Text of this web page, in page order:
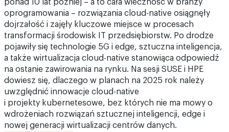
transformacji środowisk IT przedsiębiorstw. Po drodze
pojawiły się technologie 5G i edge, sztuczna inteligencja,
a także wirtualizacja cloud-native stanowiąca odpowiedź
na ostanie zawirowania na rynku. Na sesji SUSE i HPE
dowiesz się, dlaczego w planach na 2025 rok należy
uwzględnić innowacje cloud-native
i projekty kubernetesowe, bez których nie ma mowy o
wdrożeniach rozwiązań sztucznej inteligencji, edge i
nowej generacji wirtualizacji centrów danych.
Digital Transformation
PRELEGENT